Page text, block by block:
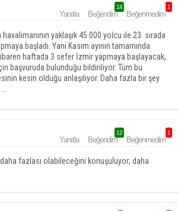
Yanıtla Beğendim
14
Beğenmedim
1
yaklaşık 45.000 yolcu ile 23. sırada
başladı. Yani Kasım ayının tamamında
haftada 3 sefer İzmir yapmaya başlayacak,
başvuruda bulunduğu bildiriliyor. Tüm bu
kesin olduğu anlaşılıyor. Daha fazla bir şey
Yanıtla Beğendim
12
Beğenmedim
1
fazlası olabileceğini konuşuluyor; daha